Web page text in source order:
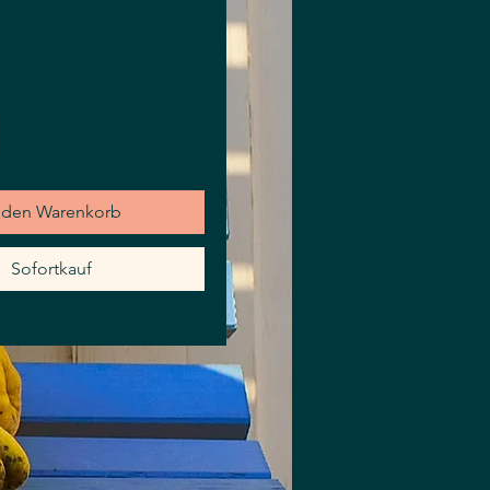
Warenkorb
Sofortkauf